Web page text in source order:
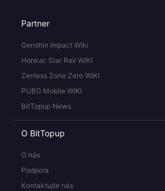
Partner
Genshin Impact Wiki
Honkai: Star Rail WIKI
Zenless Zone Zero WIKI
PUBG Mobile WIKI
BitTopup News
O BitTopup
O nás
Podpora
Kontaktujte nás